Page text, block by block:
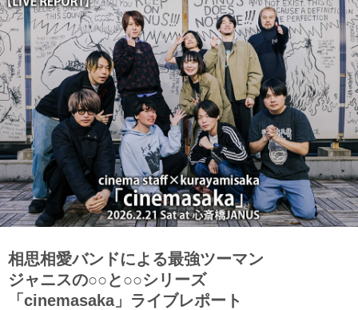
相思相愛バンドによる最強ツーマン
ジャニスの○○と○○シリーズ
「cinemasaka」ライブレポート